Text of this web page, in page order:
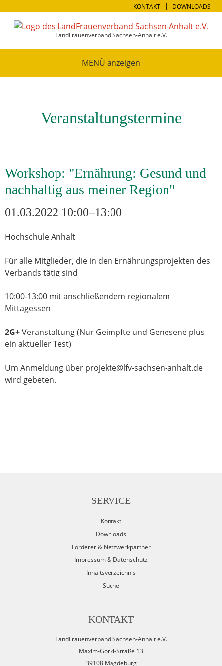
KONTAKT DOWNLOADS
LandFrauenverband Sachsen-Anhalt e.V.
MENÜ
Veranstaltungstermine
Workshop: "Ernährung: Gesund und
nachhaltig aus meiner Region"
01.03.2022 10:00–13:00
Hochschule Anhalt
Für alle Mitglieder, die in den Ernährungsprojekten des
Verbands tätig sind
10:00-13:00 mit anschließendem regionalem
Mittagessen
2G+Veranstaltung (Nur Geimpfte und Genesene plus
ein aktueller Test)
Um Anmeldung über projekte@lfv-sachsen-anhalt.de
wird gebeten.
SERVICE
Kontakt
Downloads
Förderer & Netzwerkpartner
Impressum & Datenschutz
Inhaltsverzeichnis
Suche
KONTAKT
LandFrauenverband Sachsen-Anhalt e.V.
Maxim-Gorki-Straße 13
39108 Magdeburg